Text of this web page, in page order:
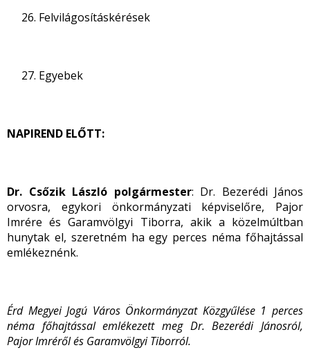
Felvilágosításkérések
Egyebek
NAPIREND ELŐTT:
Dr. Csőzik László polgármester: Dr. Bezerédi János
orvosra, egykori önkormányzati képviselőre, Pajor
Imrére és Garamvölgyi Tiborra, akik a közelmúltban
hunytak el, szeretném ha egy perces néma főhajtással
emlékeznénk.
Érd Megyei Jogú Város Önkormányzat Közgyűlése 1 perces
néma főhajtással emlékezett meg Dr. Bezerédi Jánosról,
Pajor Imréről és Garamvölgyi Tiborról.